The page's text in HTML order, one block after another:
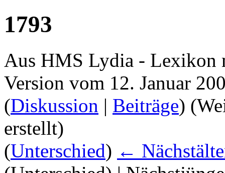
1793
Aus HMS Lydia - Lexikon
Version vom 12. Januar
(Diskussion | Beiträge)
erstellt)
(Unterschied) ←